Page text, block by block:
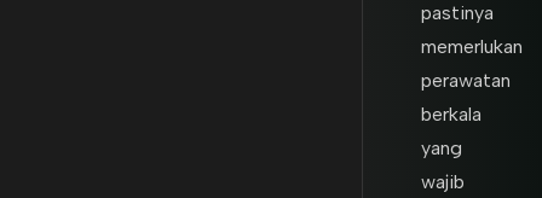
pastinya
memerlukan
perawatan
berkala
yang
wajib